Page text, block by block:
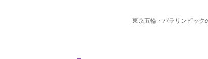
東京五輪・パラリンピック